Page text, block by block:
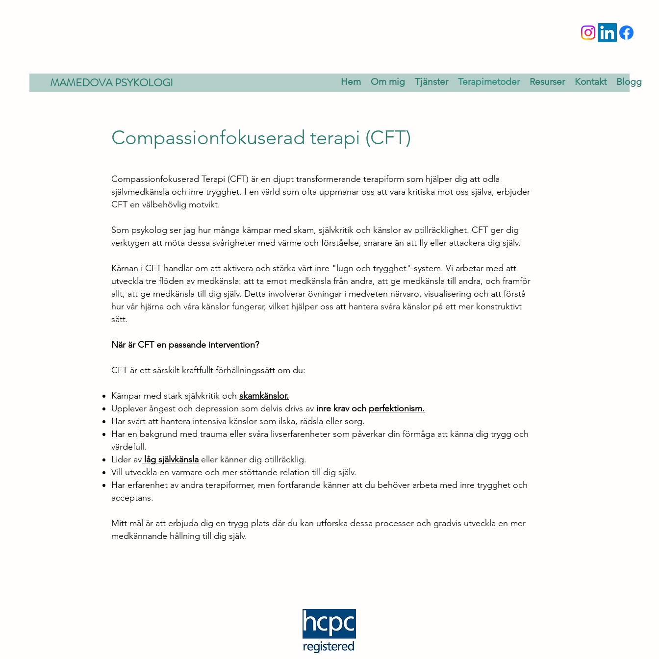
MAMEDOVA PSYKOLOGI Hem Om mig Tjänster Terapimetoder Resurser Kontakt Blogg
Compassionfokuserad terapi (CFT)
Compassionfokuserad Terapi (CFT) är en djupt transformerande terapiform som hjälper dig att odla
självmedkänsla och inre trygghet. I en värld som ofta uppmanar oss att vara kritiska mot oss själva, erbjuder
CFT en välbehövlig motvikt.
Som psykolog ser jag hur många kämpar med skam, självkritik och känslor av otillräcklighet. CFT ger dig
verktygen att möta dessa svårigheter med värme och förståelse, snarare än att fly eller attackera dig själv.
Kärnan i CFT handlar om att aktivera och stärka vårt inre "lugn och trygghet"-system. Vi arbetar med att
utveckla tre flöden av medkänsla: att ta emot medkänsla från andra, att ge medkänsla till andra, och framför
allt, att ge medkänsla till dig själv. Detta involverar övningar i medveten närvaro, visualisering och att förstå
hur vår hjärna och våra känslor fungerar, vilket hjälper oss att hantera svåra känslor på ett mer konstruktivt
sätt.
När är CFT en passande intervention?
CFT är ett särskilt kraftfullt förhållningssätt om du:
Kämpar med stark självkritik och skamkänslor.
Upplever ångest och depression som delvis drivs av inre krav och perfektionism.
Har svårt att hantera intensiva känslor som ilska, rädsla eller sorg.
Har en bakgrund med trauma eller svåra livserfarenheter som påverkar din förmåga att känna dig trygg och
värdefull.
Lider av låg självkänsla eller känner dig otillräcklig.
Vill utveckla en varmare och mer stöttande relation till dig själv.
Har erfarenhet av andra terapiformer, men fortfarande känner att du behöver arbeta med inre trygghet och
acceptans.
Mitt mål är att erbjuda dig en trygg plats där du kan utforska dessa processer och gradvis utveckla en mer
medkännande hållning till dig själv.